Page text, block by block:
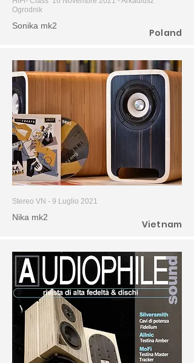
Ogrodnik
Sonika mk2
Poland
Stereo VN - 9 Luglio 2021
Nika mk2
Vietnam